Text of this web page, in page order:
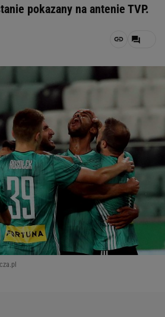
pokazany na antenie TVP.